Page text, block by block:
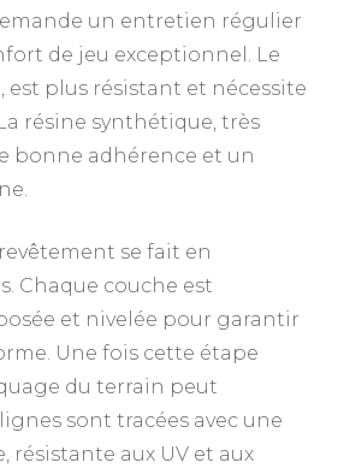
un entretien régulier
de jeu exceptionnel. Le
est plus résistant et nécessite
résine synthétique, très
bonne adhérence et un
se fait en
Chaque couche est
et nivelée pour garantir
Une fois cette étape
du terrain peut
sont tracées avec une
résistante aux UV et aux